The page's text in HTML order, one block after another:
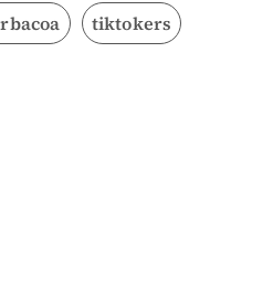
tiktokers